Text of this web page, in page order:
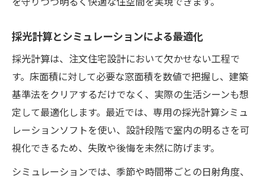
採光計算とシミュレーションによる最適化
採光計算は、注文住宅設計において欠かせない工程で
す。床面積に対して必要な窓面積を数値で把握し、建築
基準法をクリアするだけでなく、実際の生活シーンも想
定して最適化します。最近では、専用の採光計算シミュ
レーションソフトを使い、設計段階で室内の明るさを可
視化できるため、失敗や後悔を未然に防げます。
シミュレーションでは、季節や時間帯ごとの日射角度、